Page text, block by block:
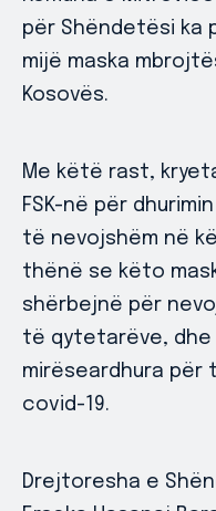
për Shëndetësi ka
mijë maska
Kosovës.
Me këtë rast,
FSK-në për
të nevojshëm në
thënë se këto
shërbejnë për
të qytetarëve,
mirëseardhura për
covid-19.
Drejtoresha e